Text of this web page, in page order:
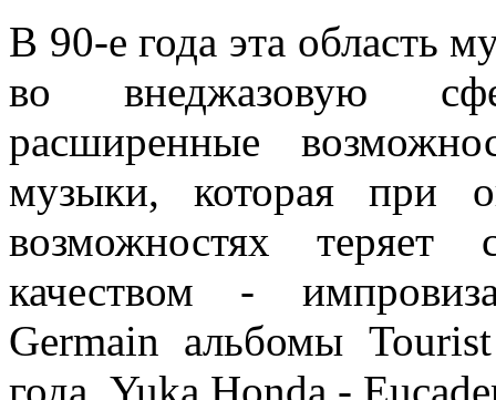
В 90-е года эта область
во внеджазовую
расширенные
музыки, которая при
возможностях
качеством -
Germain альбомы